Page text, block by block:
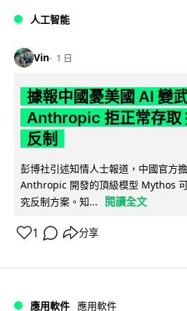
人工智能
Vin 1 日
據報中國憂美國 AI 變
Anthropic 拒正常存取
反制
彭博社引述知情人士報道，中國官方
Anthropic 開發的頂級模型 Mythos
究反制方案。知...
閱讀全文
1 分享
應用軟件 應用軟件